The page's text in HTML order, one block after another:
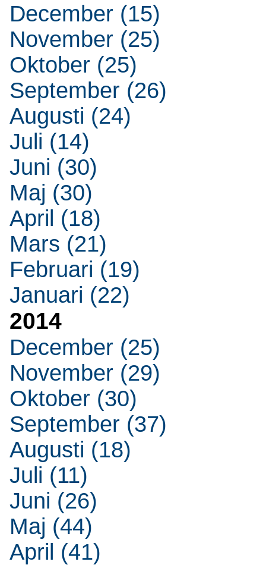
December (15)
November (25)
Oktober (25)
September (26)
Augusti (24)
Juli (14)
Juni (30)
Maj (30)
April (18)
Mars (21)
Februari (19)
Januari (22)
2014
December (25)
November (29)
Oktober (30)
September (37)
Augusti (18)
Juli (11)
Juni (26)
Maj (44)
April (41)